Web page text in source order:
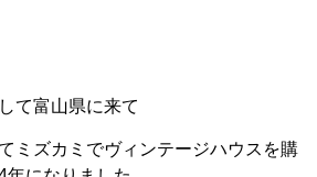
て富山県に来て
ミズカミでヴィンテージハウスを購